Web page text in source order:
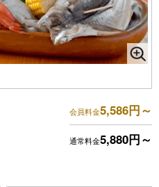
会員料金5,586円～
通常料金5,880円～